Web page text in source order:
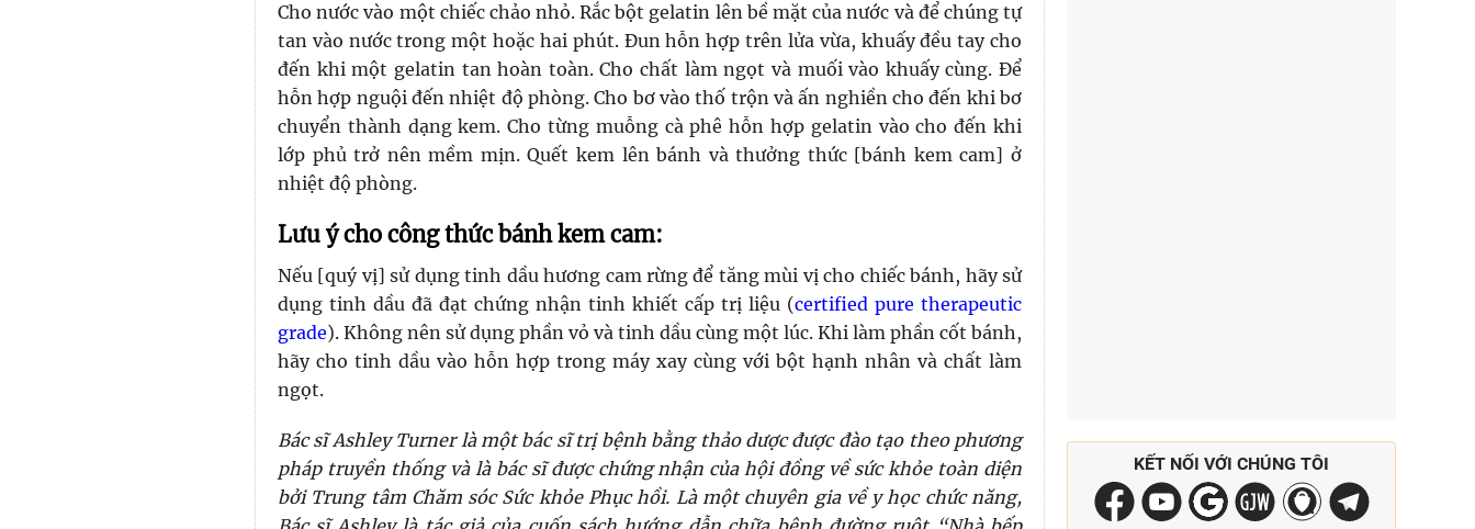
Cho nước vào một chiếc chảo nhỏ. Rắc bột gelatin lên bề mặt của nước và để chúng tự
tan vào nước trong một hoặc hai phút. Đun hỗn hợp trên lửa vừa, khuấy đều tay cho
đến khi một gelatin tan hoàn toàn. Cho chất làm ngọt và muối vào khuấy cùng. Để
hỗn hợp nguội đến nhiệt độ phòng. Cho bơ vào thố trộn và ấn nghiền cho đến khi bơ
chuyển thành dạng kem. Cho từng muỗng cà phê hỗn hợp gelatin vào cho đến khi
lớp phủ trở nên mềm mịn. Quết kem lên bánh và thưởng thức [bánh kem cam] ở
nhiệt độ phòng.
Lưu ý cho công thức bánh kem cam:
Nếu [quý vị] sử dụng tinh dầu hương cam rừng để tăng mùi vị cho chiếc bánh, hãy sử
dụng tinh dầu đã đạt chứng nhận tinh khiết cấp trị liệu (certified pure therapeutic
grade). Không nên sử dụng phần vỏ và tinh dầu cùng một lúc. Khi làm phần cốt bánh,
hãy cho tinh dầu vào hỗn hợp trong máy xay cùng với bột hạnh nhân và chất làm
ngọt.
Bác sĩ Ashley Turner là một bác sĩ trị bệnh bằng thảo dược được đào tạo theo phương
pháp truyền thống và là bác sĩ được chứng nhận của hội đồng về sức khỏe toàn diện
bởi Trung tâm Chăm sóc Sức khỏe Phục hồi. Là một chuyên gia về y học chức năng,
KẾT NỐI VỚI CHÚNG TÔI